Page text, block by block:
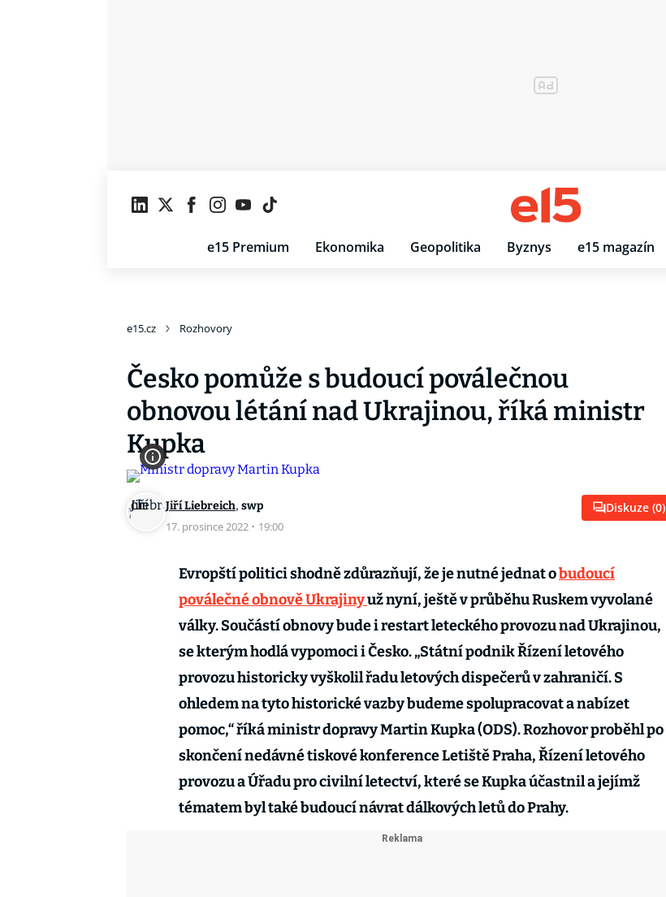
e15 Premium Ekonomika Geopolitika Byznys e15 magazín
e15.cz Rozhovory
Česko pomůže s budoucí poválečnou
obnovou létání nad Ukrajinou, říká ministr
Kupka
Jiří Liebreich, swp
17. prosince 2022 · 19:00
Diskuze (0)
Evropští politici shodně zdůrazňují, že je nutné jednat obudoucí
poválečné obnově Ukrajinyuž nyní, ještě v průběhu Ruskem vyvolané
války. Součástí obnovy bude i restart leteckého provozu nad Ukrajinou,
se kterým hodlá vypomoci i Česko. „Státní podnik Řízení letového
provozu historicky vyškolil řadu letových dispečerů v zahraničí. S
ohledem na tyto historické vazby budeme spolupracovat a nabízet
pomoc,“ říká ministr dopravy Martin Kupka (ODS). Rozhovor proběhl po
skončení nedávné tiskové konference Letiště Praha, Řízení letového
provozu a Úřadu pro civilní letectví, které se Kupka účastnil a jejímž
tématem byl také budoucí návrat dálkových letů do Prahy.